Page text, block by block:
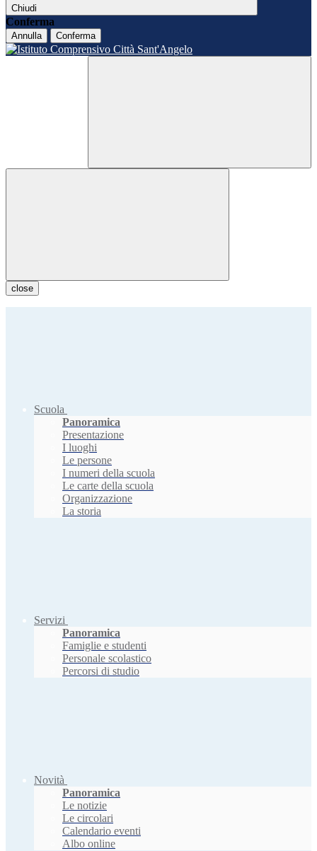
Chiudi
Conferma
Annulla Conferma
close
Scuola
Panoramica
Presentazione
I luoghi
Le persone
I numeri della scuola
Le carte della scuola
Organizzazione
La storia
Servizi
Panoramica
Famiglie e studenti
Personale scolastico
Percorsi di studio
Novità
Panoramica
Le notizie
Le circolari
Calendario eventi
Albo online